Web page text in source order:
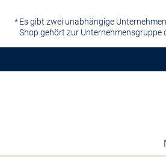
Es gibt zwei unabhängige
Shop gehört zur Unternehmensgruppe